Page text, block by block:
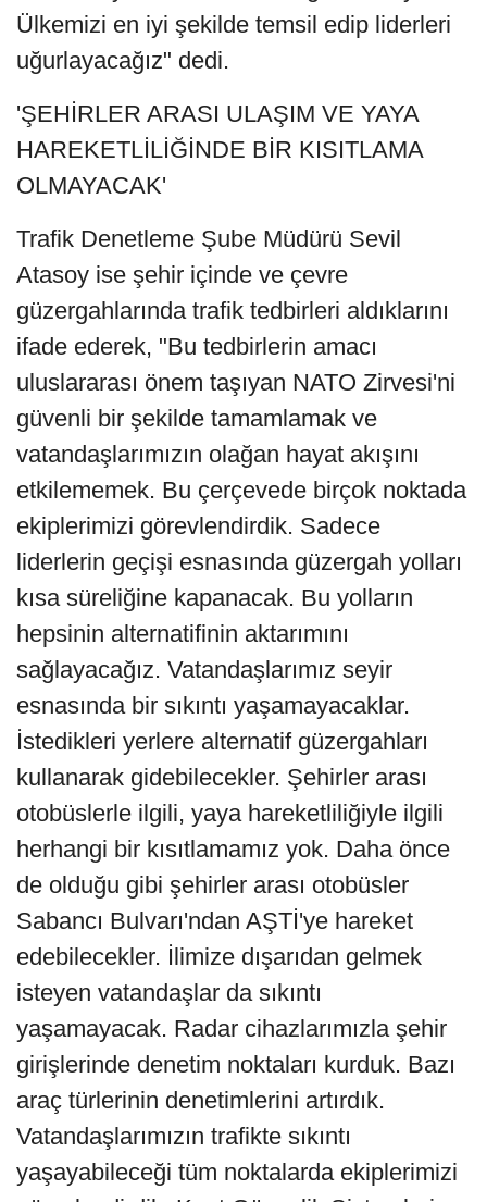
Ülkemizi en iyi şekilde temsil edip liderleri
uğurlayacağız" dedi.
'ŞEHİRLER ARASI ULAŞIM VE YAYA
HAREKETLİLİĞİNDE BİR KISITLAMA
OLMAYACAK'
Trafik Denetleme Şube Müdürü Sevil
Atasoy ise şehir içinde ve çevre
güzergahlarında trafik tedbirleri aldıklarını
ifade ederek, "Bu tedbirlerin amacı
uluslararası önem taşıyan NATO Zirvesi'ni
güvenli bir şekilde tamamlamak ve
vatandaşlarımızın olağan hayat akışını
etkilememek. Bu çerçevede birçok noktada
ekiplerimizi görevlendirdik. Sadece
liderlerin geçişi esnasında güzergah yolları
kısa süreliğine kapanacak. Bu yolların
hepsinin alternatifinin aktarımını
sağlayacağız. Vatandaşlarımız seyir
esnasında bir sıkıntı yaşamayacaklar.
İstedikleri yerlere alternatif güzergahları
kullanarak gidebilecekler. Şehirler arası
otobüslerle ilgili, yaya hareketliliğiyle ilgili
herhangi bir kısıtlamamız yok. Daha önce
de olduğu gibi şehirler arası otobüsler
Sabancı Bulvarı'ndan AŞTİ'ye hareket
edebilecekler. İlimize dışarıdan gelmek
isteyen vatandaşlar da sıkıntı
yaşamayacak. Radar cihazlarımızla şehir
girişlerinde denetim noktaları kurduk. Bazı
araç türlerinin denetimlerini artırdık.
Vatandaşlarımızın trafikte sıkıntı
yaşayabileceği tüm noktalarda ekiplerimizi